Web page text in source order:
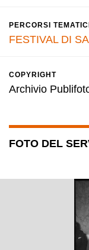
PERCORSI TEMATICI
FESTIVAL DI
COPYRIGHT
Archivio
FOTO DEL